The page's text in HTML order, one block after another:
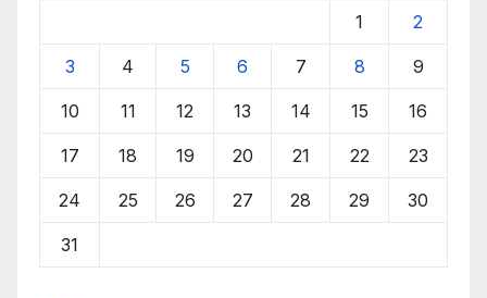
1 2
3 4 5 6 7 8 9
10 11 12 13 14 15 16
17 18 19 20 21 22 23
24 25 26 27 28 29 30
31